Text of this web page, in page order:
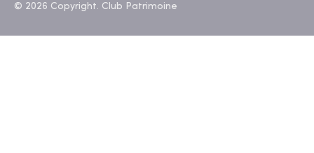
© 2026 Copyright. Club Patrimoine